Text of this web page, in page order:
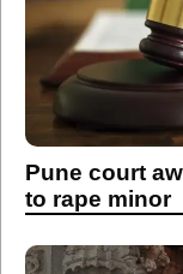
Pune court
to rape minor